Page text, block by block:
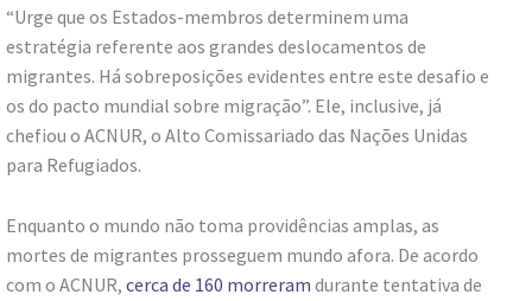
“Urge que os Estados-membros determinem uma
estratégia referente aos grandes deslocamentos de
migrantes. Há sobreposições evidentes entre este desafio e
os do pacto mundial sobre migração”. Ele, inclusive, já
chefiou o ACNUR, o Alto Comissariado das Nações Unidas
para Refugiados.
Enquanto o mundo não toma providências amplas, as
mortes de migrantes prosseguem mundo afora. De acordo
com o ACNUR, cerca de 160 morreram durante tentativa de